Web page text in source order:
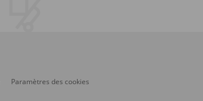
Paramètres des cookies